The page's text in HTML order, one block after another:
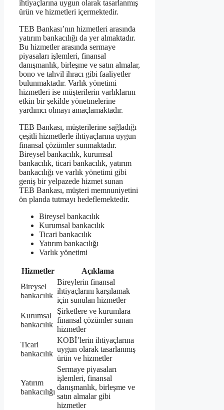
ihtiyaçlarına uygun olarak tasarlanmış
ürün ve hizmetleri içermektedir.
TEB Bankası’nın hizmetleri arasında
yatırım bankacılığı da yer almaktadır.
Bu hizmetler arasında sermaye
piyasaları işlemleri, finansal
danışmanlık, birleşme ve satın almalar,
bono ve tahvil ihracı gibi faaliyetler
bulunmaktadır. Varlık yönetimi
hizmetleri ise müşterilerin varlıklarını
etkin bir şekilde yönetmelerine
yardımcı olmayı amaçlamaktadır.
TEB Bankası, müşterilerine sağladığı
çeşitli hizmetlerle ihtiyaçlarına uygun
finansal çözümler sunmaktadır.
Bireysel bankacılık, kurumsal
bankacılık, ticari bankacılık, yatırım
bankacılığı ve varlık yönetimi gibi
geniş bir yelpazede hizmet sunan
TEB Bankası, müşteri memnuniyetini
ön planda tutmayı hedeflemektedir.
Bireysel bankacılık
Kurumsal bankacılık
Ticari bankacılık
Yatırım bankacılığı
Varlık yönetimi
Hizmetler
Açıklama
Bireysel
bankacılık
Bireylerin finansal
ihtiyaçlarını karşılamak
için sunulan hizmetler
Kurumsal
bankacılık
Şirketlere ve kurumlara
finansal çözümler sunan
hizmetler
Ticari
bankacılık
KOBİ’lerin ihtiyaçlarına
uygun olarak tasarlanmış
ürün ve hizmetler
Yatırım
bankacılığı
Sermaye piyasaları
işlemleri, finansal
danışmanlık, birleşme ve
satın almalar gibi
hizmetler